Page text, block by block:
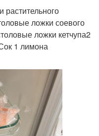
растительного
ложки соевого
ложки кетчупа2
1 лимона